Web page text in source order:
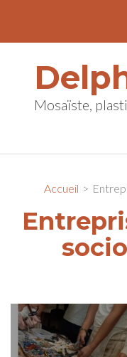
(Pressez
Entrée)
Mosaïste,
Accueil >